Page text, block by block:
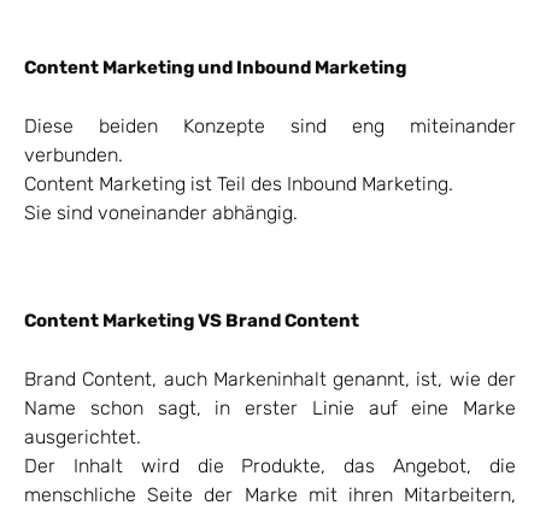
Content Marketing und Inbound Marketing
Diese beiden Konzepte sind eng miteinander
verbunden.
Content Marketing ist Teil des Inbound Marketing.
Sie sind voneinander abhängig.
Content Marketing VS Brand Content
Brand Content, auch Markeninhalt genannt, ist, wie der
Name schon sagt, in erster Linie auf eine Marke
ausgerichtet.
Der Inhalt wird die Produkte, das Angebot, die
menschliche Seite der Marke mit ihren Mitarbeitern,